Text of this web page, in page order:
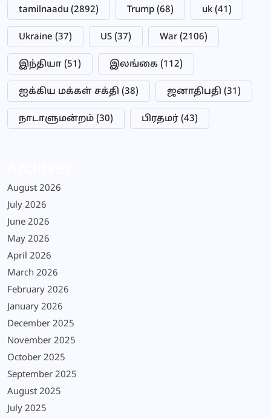
tamilnaadu (2892) Trump (68) uk (41)
Ukraine (37) US (37) War (2106)
இந்தியா (51) இலங்கை (112)
ஐக்கிய மக்கள் சக்தி (38) ஜனாதிபதி (31)
நாடாளுமன்றம் (30) பிரதமர் (43)
August 2026
July 2026
June 2026
May 2026
April 2026
March 2026
February 2026
January 2026
December 2025
November 2025
October 2025
September 2025
August 2025
July 2025